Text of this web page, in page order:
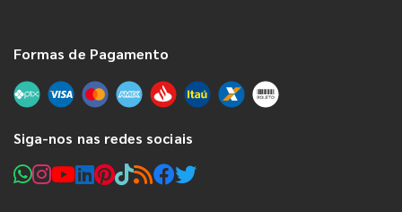
Formas de Pagamento
Siga-nos nas redes sociais